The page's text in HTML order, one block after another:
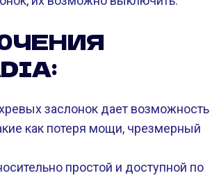
заслонок дает возможность
как потеря мощи, чрезмерный
простой и доступной по